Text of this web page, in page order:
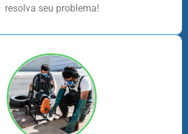
resolva seu problema!